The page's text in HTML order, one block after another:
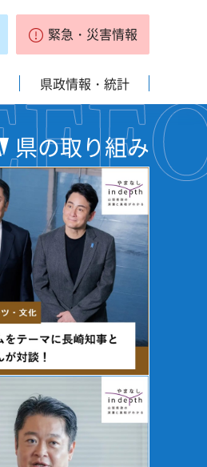
緊急・災害情報
県政情報・統計
県の取り組み